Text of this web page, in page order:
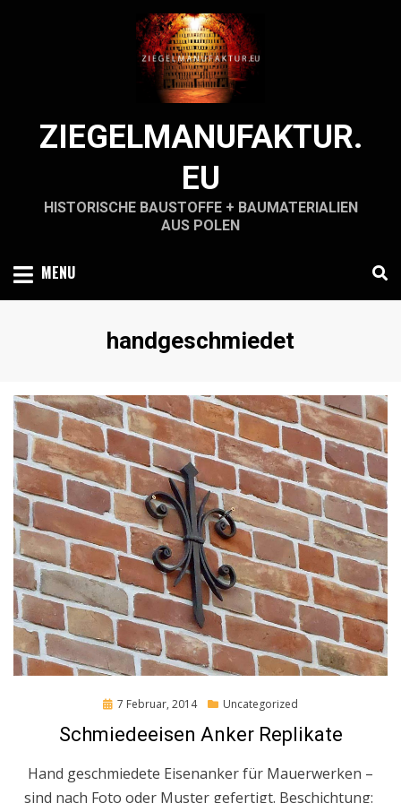
ZIEGELMANUFAKTUR.
EU
HISTORISCHE BAUSTOFFE + BAUMATERIALIEN
AUS POLEN
MENU
Schlagwort
:
handgeschmiedet
Posted
7 Februar, 2014 Uncategorized
Schmiedeeisen Anker Replikate
Hand geschmiedete Eisenanker für Mauerwerken –
sind nach Foto oder Muster gefertigt. Beschichtung: